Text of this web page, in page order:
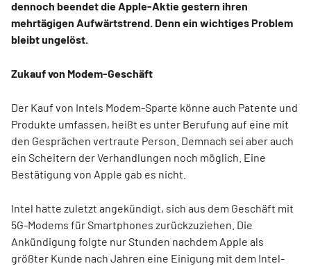
dennoch beendet die Apple-Aktie gestern ihren
mehrtägigen Aufwärtstrend. Denn ein wichtiges Problem
bleibt ungelöst.
Zukauf von Modem-Geschäft
Der Kauf von Intels Modem-Sparte könne auch Patente und
Produkte umfassen, heißt es unter Berufung auf eine mit
den Gesprächen vertraute Person. Demnach sei aber auch
ein Scheitern der Verhandlungen noch möglich. Eine
Bestätigung von Apple gab es nicht.
Intel hatte zuletzt angekündigt, sich aus dem Geschäft mit
5G-Modems für Smartphones zurückzuziehen. Die
Ankündigung folgte nur Stunden nachdem Apple als
größter Kunde nach Jahren eine Einigung mit dem Intel-